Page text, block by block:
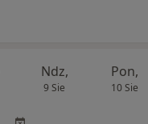
Ndz,
9 Sie
Pon,
10 Sie